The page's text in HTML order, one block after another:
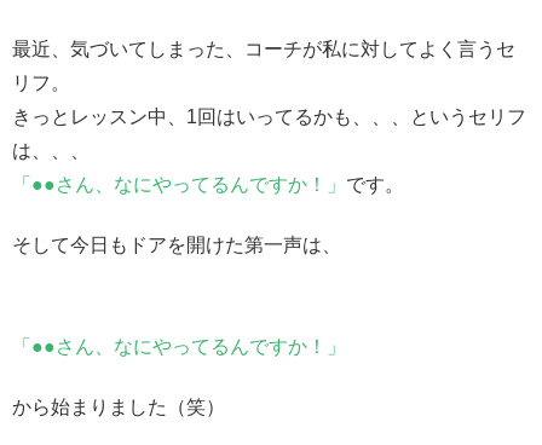
最近、気づいてしまった、コーチが私に対してよく言うセ
リフ。
きっとレッスン中、1回はいってるかも、、、というセリフ
は、、、
「●●さん、なにやってるんですか！」 です。
そして今日もドアを開けた第一声は、
「●●さん、なにやってるんですか！」
から始まりました（笑）